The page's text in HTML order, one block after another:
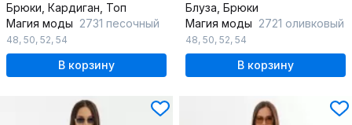
Брюки, Кардиган, Топ
Магия моды 2731 песочный
48, 50, 52, 54
В корзину
Блуза, Брюки
Магия моды 2721 оливковый
48, 50, 52, 54
В корзину